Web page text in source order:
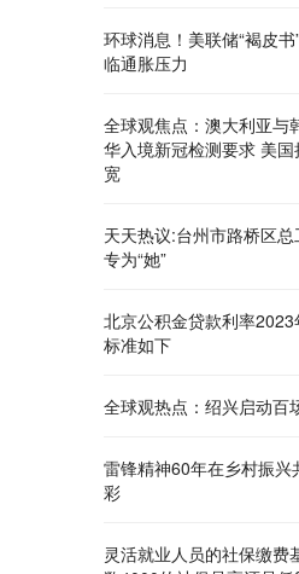
环球消息！美联储“褐皮
临通胀压力
全球观焦点：澳大利亚与
华入境新冠检测要求 美
宽
天天热议:台州市路桥区
专为“她”
北京公积金贷款利率
标准如下
全球观热点：绍兴启动百
雷锋精神60年在乡村振兴
彩
灵活就业人员的社保缴费